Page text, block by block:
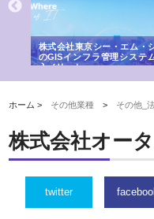
株式会社東京シー・エム・
のGISインフラ管理システ
入メリット
ホーム > その他業種 > その他_
株式会社オー
twitter